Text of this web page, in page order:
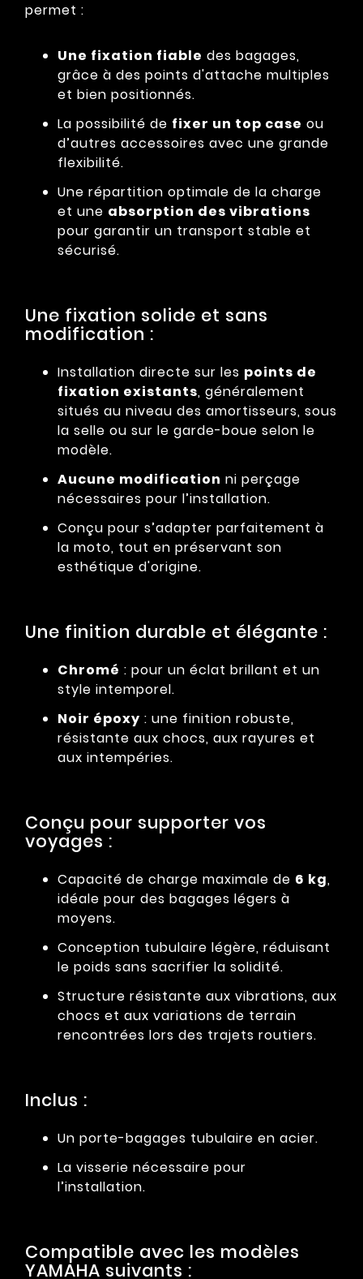
permet :
Une fixation fiable des bagages,
grâce à des points d'attache multiples
et bien positionnés.
La possibilité de fixer un top case ou
d’autres accessoires avec une grande
flexibilité.
Une répartition optimale de la charge
et une absorption des vibrations
pour garantir un transport stable et
sécurisé.
Une fixation solide et sans
modification :
Installation directe sur les points de
fixation existants, généralement
situés au niveau des amortisseurs, sous
la selle ou sur le garde-boue selon le
modèle.
Aucune modification ni perçage
nécessaires pour l’installation.
Conçu pour s’adapter parfaitement à
la moto, tout en préservant son
esthétique d'origine.
Une finition durable et élégante :
Chromé : pour un éclat brillant et un
style intemporel.
Noir époxy : une finition robuste,
résistante aux chocs, aux rayures et
aux intempéries.
Conçu pour supporter vos
voyages :
Capacité de charge maximale de 6 kg,
idéale pour des bagages légers à
moyens.
Conception tubulaire légère, réduisant
le poids sans sacrifier la solidité.
Structure résistante aux vibrations, aux
chocs et aux variations de terrain
rencontrées lors des trajets routiers.
Inclus :
Un porte-bagages tubulaire en acier.
La visserie nécessaire pour
l’installation.
Compatible avec les modèles
YAMAHA suivants :